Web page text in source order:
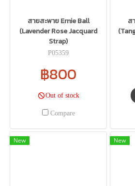
สายสะพาย Ernie Ball
(Lavender Rose Jacquard
Strap)
P05359
฿800
Out of stock
Compare
ส
New New